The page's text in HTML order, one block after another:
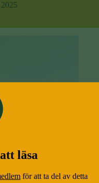
läsa
för att ta del av detta